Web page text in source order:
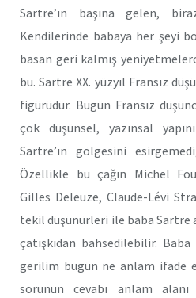
Sartre’ın başına gelen,
Kendilerinde babaya her şeyi
basan geri kalmış
bu. Sartre XX. yüzyıl Fransız
figürüdür. Bugün Fransız
çok düşünsel, yazınsal
Sartre’ın gölgesini
Özellikle bu çağın Michel
Gilles Deleuze, Claude-Lévi
tekil düşünürleri ile baba Sartre
çatışkıdan bahsedilebilir.
gerilim bugün ne anlam ifade
sorunun cevabı anlam